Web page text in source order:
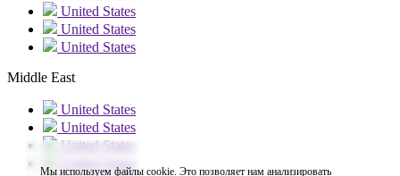
Мы используем файлы cookie. Это позволяет нам анализировать
United States
United States
United States
Middle East
United States
United States
United States